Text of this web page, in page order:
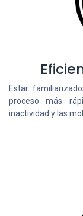
Estar
proceso más
inactividad y las